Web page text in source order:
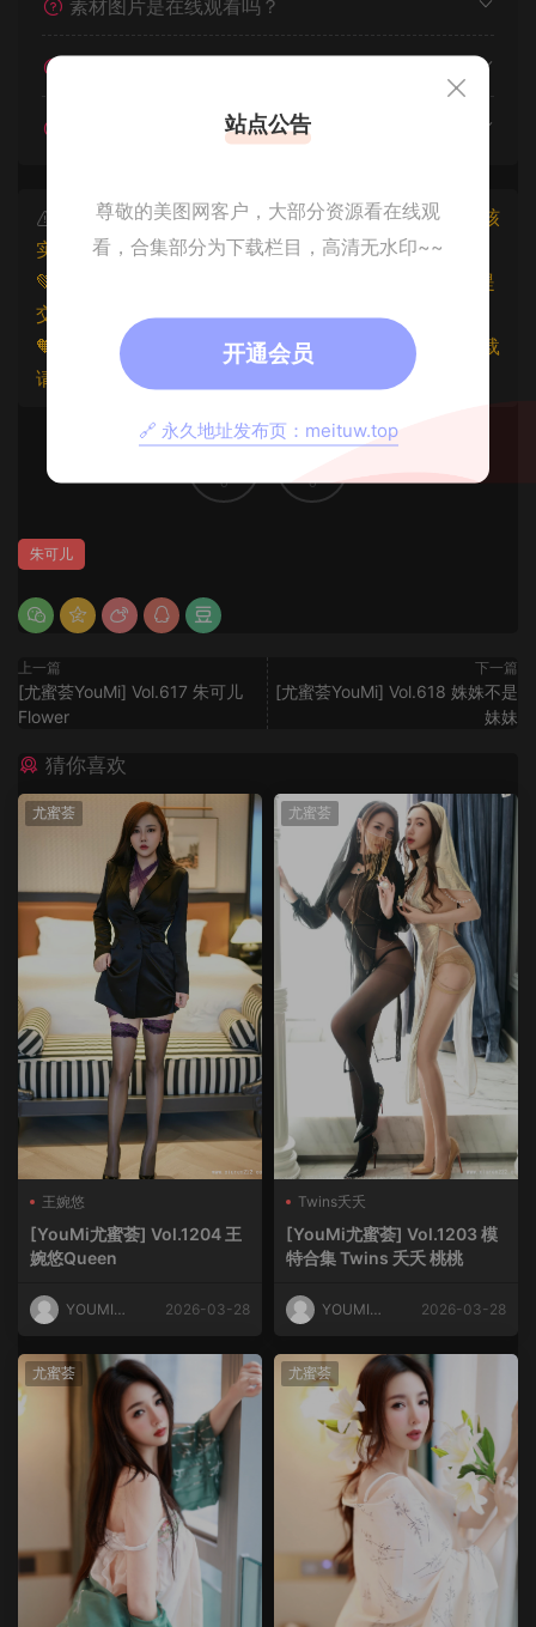
素材图片是在线观看吗？
遇见其他问题怎么办？
本文资源仅供个人参考学习，请勿批量搬运，一经核
实将封禁账号权限！
💚本文资源均来源网友分享，若侵犯了您的权益可以提
交工单处理。
🧡原文链接：
https://www.znjxg.com/718.html
，转载
请注明出处。
0 0
朱可儿
上一篇
[尤蜜荟YouMi] Vol.617 朱可儿
Flower
下一篇
[尤蜜荟YouMi] Vol.618 姝姝不是
妹妹
猜你喜欢
尤蜜荟
王婉悠
[YouMi尤蜜荟] Vol.1204 王
婉悠Queen
YOUMI尤
2026-03-28
尤蜜荟
Twins夭夭
[YouMi尤蜜荟] Vol.1203 模
特合集 Twins 夭夭 桃桃
YOUMI尤
2026-03-28
尤蜜荟 尤蜜荟
站点公告
尊敬的美图网客户，大部分资源看在线观
看，合集部分为下载栏目，高清无水印~~
开通会员
🔗 永久地址发布页：meituw.top